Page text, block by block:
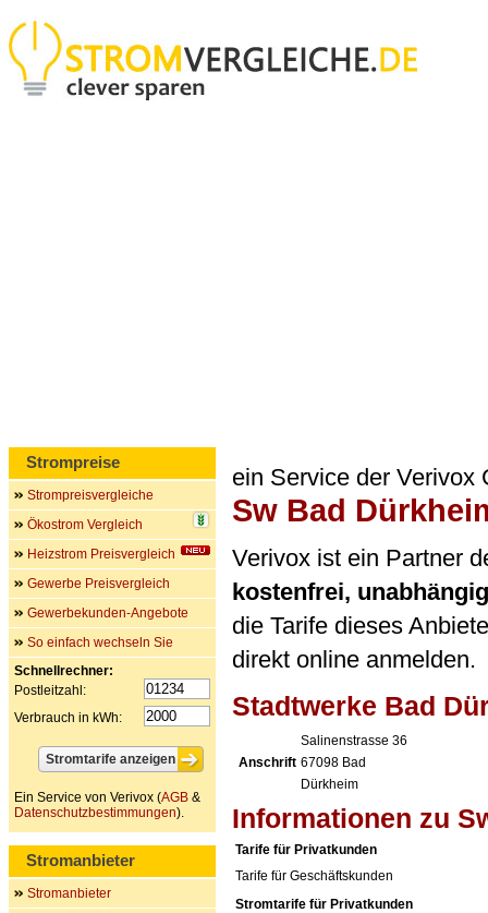
ein Service der Verivox
Sw Bad
Verivox ist ein Partner
kostenfrei,
die Tarife dieses
direkt online anmelden.
Stadtwerke Bad
Anschrift
Salinenstrasse 36
67098 Bad
Dürkheim
Informationen zu
Tarife für Privatkunden
Tarife für Geschäftskunden
Stromtarife für Privatkunden
Strompreise
Strompreisvergleiche
Ökostrom Vergleich
Heizstrom Preisvergleich
Gewerbe Preisvergleich
Gewerbekunden-Angebote
So einfach wechseln Sie
Schnellrechner:
Postleitzahl:
Verbrauch in kWh:
Ein Service von Verivox (AGB &
Datenschutzbestimmungen).
Stromanbieter
Stromanbieter